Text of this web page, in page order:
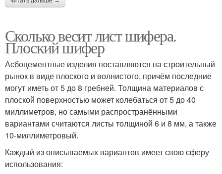
Сколько весит лист шифера.
Плоский шифер
Асбоцементные изделия поставляются на строительный
рынок в виде плоского и волнистого, причём последние
могут иметь от 5 до 8 гребней. Толщина материалов с
плоской поверхностью может колебаться от 5 до 40
миллиметров, но самыми распространёнными
вариантами считаются листы толщиной 6 и 8 мм, а также
10-миллиметровый.
Каждый из описываемых вариантов имеет свою сферу
использования: